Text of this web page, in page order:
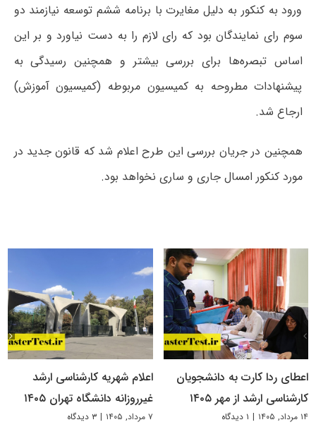
ورود به کنکور به دلیل مغایرت با برنامه ششم توسعه نیازمند دو
سوم رای نمایندگان بود که رای لازم را به دست نیاورد و بر این
اساس تبصره‌ها برای بررسی بیشتر و همچنین رسیدگی به
پیشنهادات مطروحه به کمیسیون مربوطه (کمیسیون آموزش)
ارجاع شد.
همچنین در جریان بررسی این طرح اعلام شد که قانون جدید در
مورد کنکور امسال جاری و ساری نخواهد بود.
اعطای ردا کارت به دانشجویان
کارشناسی ارشد از مهر ۱۴۰۵
۱۴ مرداد, ۱۴۰۵ | ۱ دیدگاه
اعلام شهریه کارشناسی ارشد
غیرروزانه دانشگاه تهران ۱۴۰۵
۷ مرداد, ۱۴۰۵ | ۳ دیدگاه